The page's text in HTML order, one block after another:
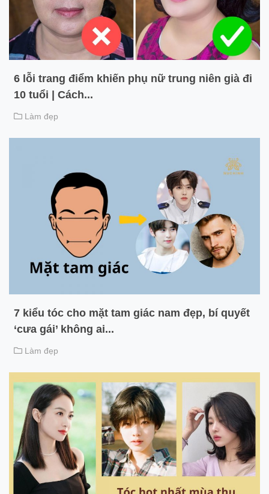
6 lỗi trang điểm khiến phụ nữ trung niên già đi
10 tuổi | Cách...
Làm đẹp
7 kiểu tóc cho mặt tam giác nam đẹp, bí quyết
‘cưa gái’ không ai...
Làm đẹp